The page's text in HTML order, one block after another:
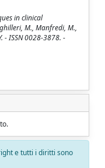
in clinical
M., Manfredi, M.,
- ISSN 0028-3878. -
e tutti i diritti sono